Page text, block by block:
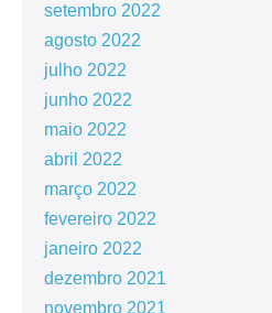
setembro 2022
agosto 2022
julho 2022
junho 2022
maio 2022
abril 2022
março 2022
fevereiro 2022
janeiro 2022
dezembro 2021
novembro 2021